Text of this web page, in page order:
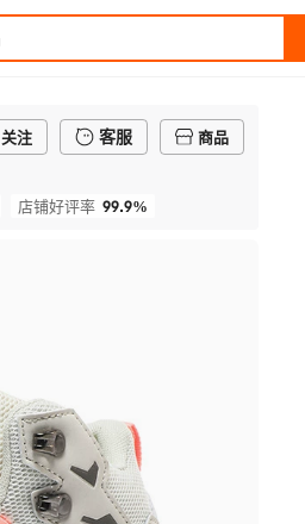
关注 客服
商品
店铺好评率 99.9%